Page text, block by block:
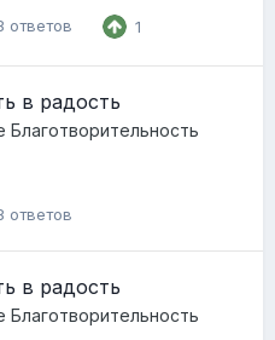
ответов 1
в радость
Благотворительность
ответов
в радость
Благотворительность